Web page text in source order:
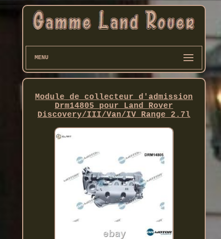
MENU
Module de collecteur d'admission
Drm14805 pour Land Rover
Discovery/III/Van/IV Range 2.7l